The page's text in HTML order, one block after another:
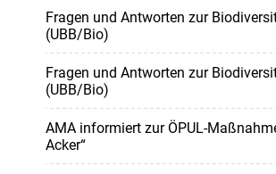
Fragen und Antworten zur
(UBB/Bio)
Fragen und Antworten zur
(UBB/Bio)
AMA informiert zur ÖPUL-
Acker“